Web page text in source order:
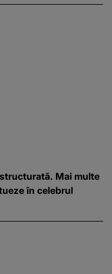
Mai multe
în celebrul